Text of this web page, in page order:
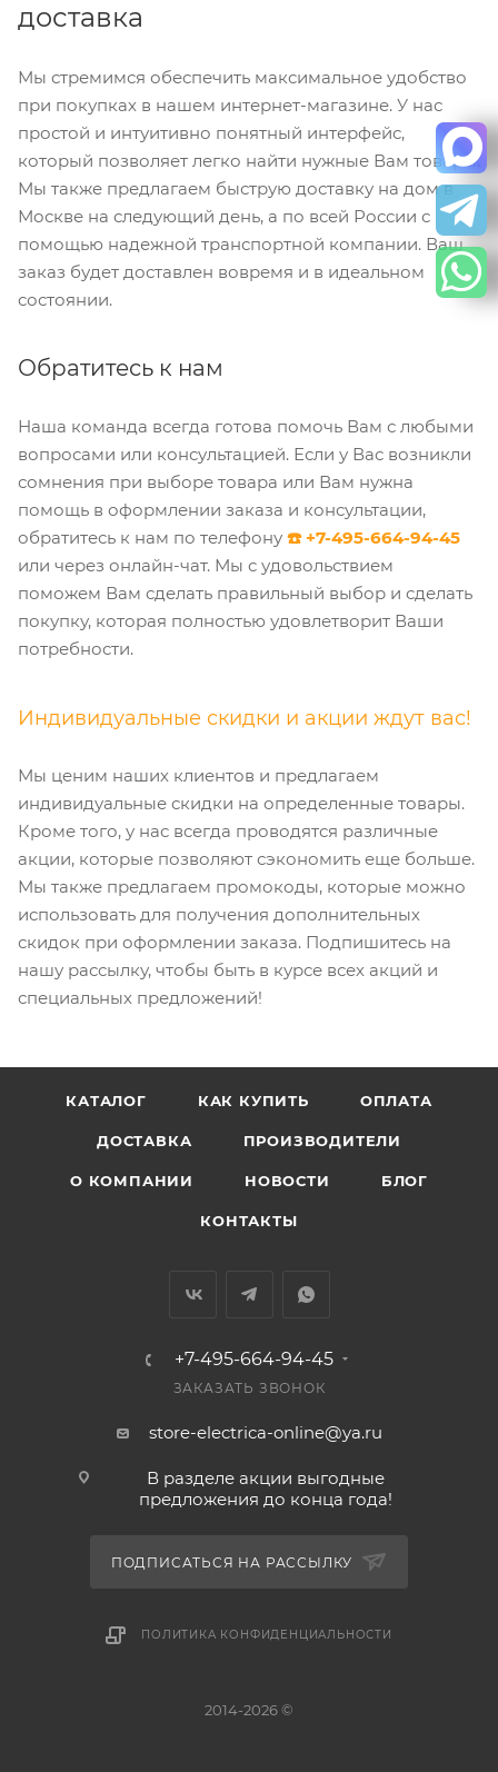
доставка
Мы стремимся обеспечить максимальное удобство
при покупках в нашем интернет-магазине. У нас
простой и интуитивно понятный интерфейс,
который позволяет легко найти нужные Вам товары.
Мы также предлагаем быструю доставку на дом в
Москве на следующий день, а по всей России с
помощью надежной транспортной компании. Ваш
заказ будет доставлен вовремя и в идеальном
состоянии.
Обратитесь к нам
Наша команда всегда готова помочь Вам с любыми
вопросами или консультацией. Если у Вас возникли
сомнения при выборе товара или Вам нужна
помощь в оформлении заказа и консультации,
обратитесь к нам по телефону ☎️ +7-495-664-94-45
или через онлайн-чат. Мы с удовольствием
поможем Вам сделать правильный выбор и сделать
покупку, которая полностью удовлетворит Ваши
потребности.
Индивидуальные скидки и акции ждут вас!
Мы ценим наших клиентов и предлагаем
индивидуальные скидки на определенные товары.
Кроме того, у нас всегда проводятся различные
акции, которые позволяют сэкономить еще больше.
Мы также предлагаем промокоды, которые можно
использовать для получения дополнительных
скидок при оформлении заказа. Подпишитесь на
нашу рассылку, чтобы быть в курсе всех акций и
специальных предложений!
КАТАЛОГ КАК КУПИТЬ ОПЛАТА
ДОСТАВКА ПРОИЗВОДИТЕЛИ
О КОМПАНИИ НОВОСТИ БЛОГ
КОНТАКТЫ
+7-495-664-94-45
ЗАКАЗАТЬ ЗВОНОК
store-electrica-online@ya.ru
В разделе акции выгодные
предложения до конца года!
ПОДПИСАТЬСЯ НА РАССЫЛКУ
ПОЛИТИКА КОНФИДЕНЦИАЛЬНОСТИ
2014-2026 ©